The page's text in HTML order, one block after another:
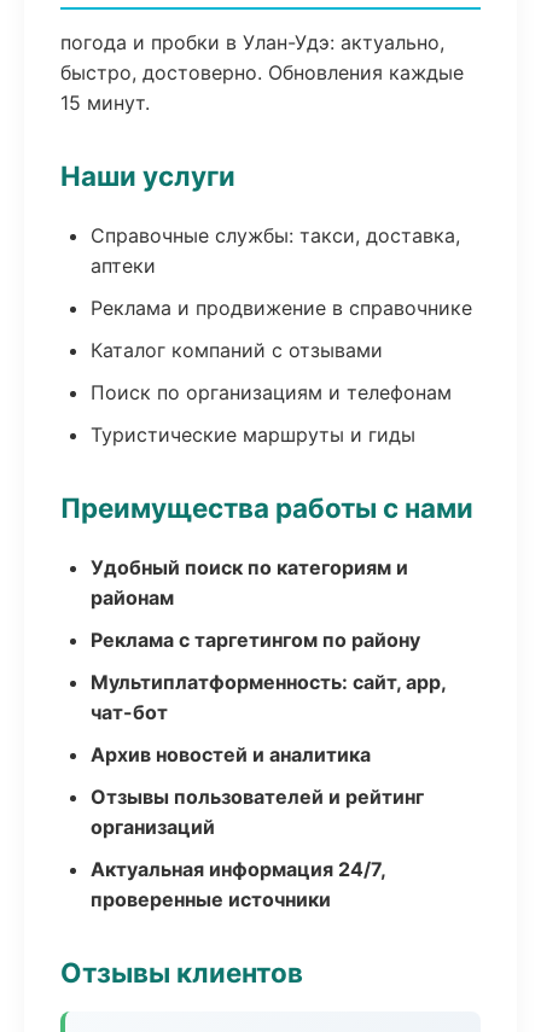
погода и пробки в Улан-Удэ: актуально,
быстро, достоверно. Обновления каждые
15 минут.
Наши услуги
Справочные службы: такси, доставка,
аптеки
Реклама и продвижение в справочнике
Каталог компаний с отзывами
Поиск по организациям и телефонам
Туристические маршруты и гиды
Преимущества работы с нами
Удобный поиск по категориям и
районам
Реклама с таргетингом по району
Мультиплатформенность: сайт, app,
чат-бот
Архив новостей и аналитика
Отзывы пользователей и рейтинг
организаций
Актуальная информация 24/7,
проверенные источники
Отзывы клиентов